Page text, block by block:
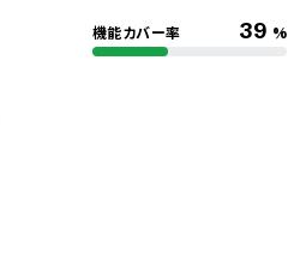
機能カバー率 39 %